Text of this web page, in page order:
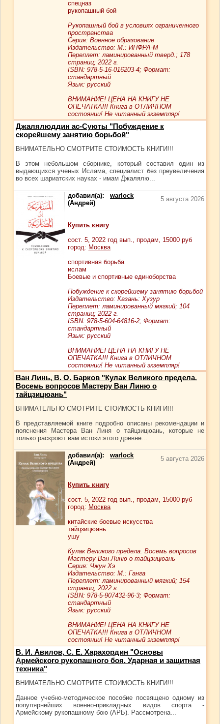
спецназ
рукопашный бой
Рукопашный бой в условиях ограниченного
пространства
Серия: Военное образование
Издательство: М.: ИНФРА-М
Переплет: ламинированный тверд.; 178
страниц; 2022 г.
ISBN: 978-5-16-016203-4; Формат:
стандартный
Язык: русский
ВНИМАНИЕ! ЦЕНА НА КНИГУ НЕ
ОПЕЧАТКА!!! Книга в ОТЛИЧНОМ
состоянии! Не читанный экземпляр!
Джалялюддин ас-Суюты "Побуждение к
скорейшему занятию борьбой"
ВНИМАТЕЛЬНО СМОТРИТЕ СТОИМОСТЬ КНИГИ!!!
В этом небольшом сборнике, который составил один из
выдающихся ученых Ислама, специалист без преувеличения
во всех шариатских науках - имам Джалялю...
добавил(а): warlock
(Андрей)
5 августа 2026
Купить книгу
сост. 5, 2022 год вып., продам, 15000 руб
город: Москва
спортивная борьба
ислам
Боевые и спортивные единоборства
Побуждение к скорейшему занятию борьбой
Издательство: Казань: Хузур
Переплет: ламинированный мягкий; 104
страниц; 2022 г.
ISBN: 978-5-604-64816-2; Формат:
стандартный
Язык: русский
ВНИМАНИЕ! ЦЕНА НА КНИГУ НЕ
ОПЕЧАТКА!!! Книга в ОТЛИЧНОМ
состоянии! Не читанный экземпляр!
Ван Линь, В. О. Барков "Кулак Великого предела.
Восемь вопросов Мастеру Ван Линю о
тайцзицюань"
ВНИМАТЕЛЬНО СМОТРИТЕ СТОИМОСТЬ КНИГИ!!!
В представляемой книге подробно описаны рекомендации и
пояснения Мастера Ван Линя о тайцзицюань, которые не
только раскроют вам истоки этого древне...
добавил(а): warlock
(Андрей)
5 августа 2026
Купить книгу
сост. 5, 2022 год вып., продам, 15000 руб
город: Москва
китайские боевые искусства
тайцзицюань
ушу
Кулак Великого предела. Восемь вопросов
Мастеру Ван Линю о тайцзицюань
Серия: Чжун Хэ
Издательство: М.: Ганга
Переплет: ламинированный мягкий; 154
страниц; 2022 г.
ISBN: 978-5-907432-96-3; Формат:
стандартный
Язык: русский
ВНИМАНИЕ! ЦЕНА НА КНИГУ НЕ
ОПЕЧАТКА!!! Книга в ОТЛИЧНОМ
состоянии! Не читанный экземпляр!
В. И. Авилов, С. Е. Харахордин "Основы
Армейского рукопашного боя. Ударная и защитная
техника"
ВНИМАТЕЛЬНО СМОТРИТЕ СТОИМОСТЬ КНИГИ!!!
Данное учебно-методическое пособие посвящено одному из
популярнейших военно-прикладных видов спорта -
Армейскому рукопашному бою (АРБ). Рассмотрена...